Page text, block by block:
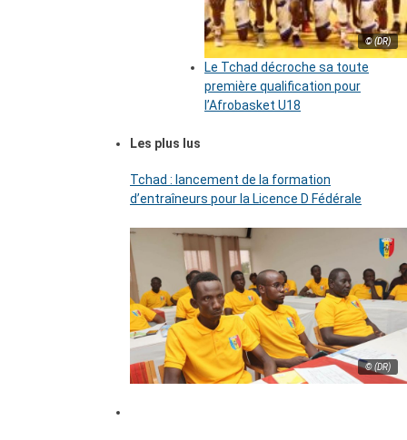
© (DR)
Le Tchad décroche sa toute
première qualification pour
l’Afrobasket U18
Les plus lus
Tchad : lancement de la formation
d’entraîneurs pour la Licence D Fédérale
© (DR)